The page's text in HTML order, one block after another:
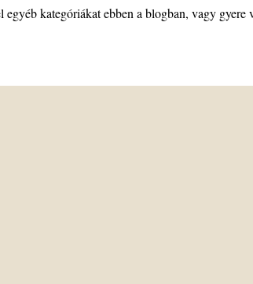
egyéb kategóriákat ebben a blogban, vagy gyere